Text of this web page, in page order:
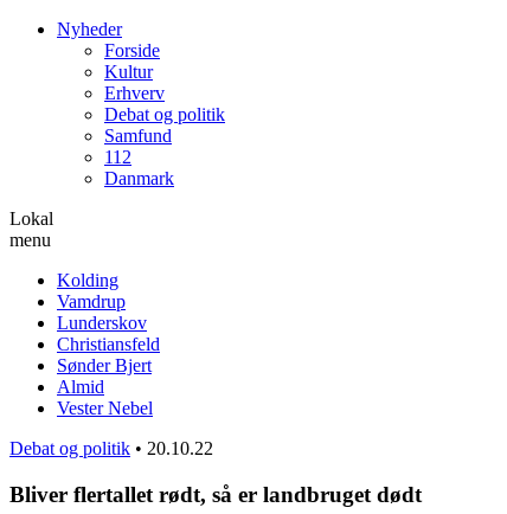
Nyheder
Forside
Kultur
Erhverv
Debat og politik
Samfund
112
Danmark
Lokal
menu
Kolding
Vamdrup
Lunderskov
Christiansfeld
Sønder Bjert
Almid
Vester Nebel
Debat og politik • 20.10.22
Bliver flertallet rødt, så er landbruget dødt